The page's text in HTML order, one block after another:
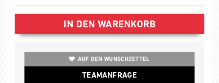
IN DEN WARENKORB
AUF DEN WUNSCHZETTEL
TEAMANFRAGE